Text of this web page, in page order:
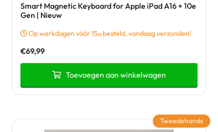
Smart Magnetic Keyboard for Apple iPad A16 + 10e
Gen | Nieuw
Op werkdagen vóór 15u besteld, vandaag verzonden!
€69,99
Toevoegen aan winkelwagen
Tweedehands